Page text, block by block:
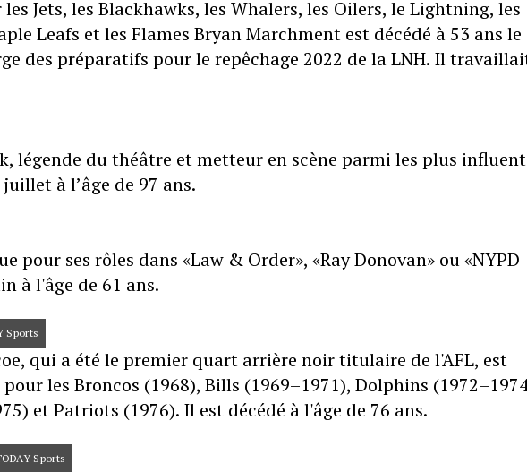
Jets, les Blackhawks, les Whalers, les Oilers, le Lightning, les
Leafs et les Flames Bryan Marchment est décédé à 53 ans le
des préparatifs pour le repêchage 2022 de la LNH. Il
légende du théâtre et metteur en scène parmi les plus
à l’âge de 97 ans.
pour ses rôles dans «Law & Order», «Ray Donovan» ou «NYPD
à l'âge de 61 ans.
Sports
qui a été le premier quart arrière noir titulaire de l'AFL, est
les Broncos (1968), Bills (1969–1971), Dolphins
et Patriots (1976). Il est décédé à l'âge de 76 ans.
Sports